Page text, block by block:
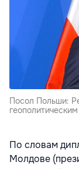
Посол Польши:
По словам
Молдове